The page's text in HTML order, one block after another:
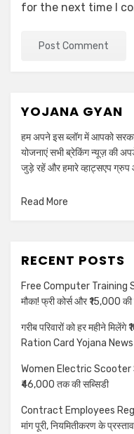
for the next time I
YOJANA GYAN
हम अपने इस ब्लॉग में आपको
योजनाएं सभी ब्रेकिंग न्यूज़ की
जुड़े रहें और हमारे व्हाट्सएप
Read More
RECENT POSTS
Free Computer Training
मौका! फ्री कोर्स और ₹15,000
गरीब परिवारों को हर महीने
Ration Card Yojana News
Women Electric Scooter
₹46,000 तक की सब्सिडी
Contract Employees
मांग पूरी, नियमितीकरण के